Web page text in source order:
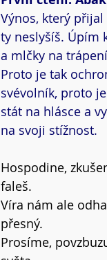
Výnos, který
ty neslyšíš. Úpím
a mlčky na
Proto je tak
svévolník, proto
stát na hlásce a
na svoji stížnost.
Hospodine,
faleš.
Víra nám ale
přesný.
Prosíme,